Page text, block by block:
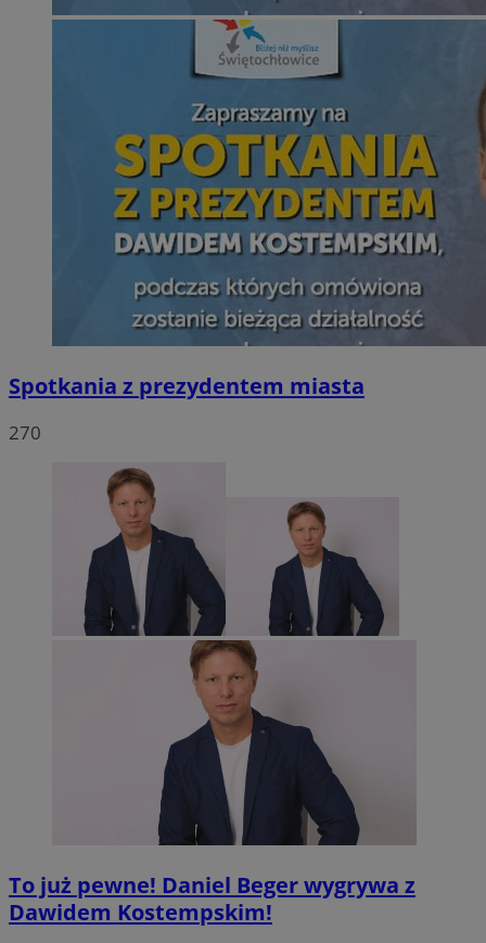
Spotkania z prezydentem miasta
270
To już pewne! Daniel Beger wygrywa z
Dawidem Kostempskim!